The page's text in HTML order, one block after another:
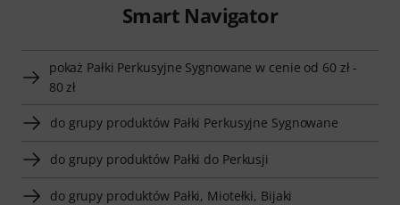
Smart Navigator
pokaż Pałki Perkusyjne Sygnowane w cenie od 60 zł -
80 zł
do grupy produktów Pałki Perkusyjne Sygnowane
do grupy produktów Pałki do Perkusji
do grupy produktów Pałki, Miotełki, Bijaki